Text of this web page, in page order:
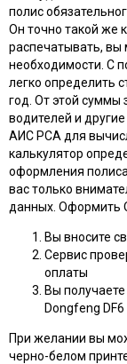
полис
Он точно такой же
распечатывать, вы
необходимости. С
легко определить
год. От этой суммы
водителей и
АИС РСА для
калькулятор
оформления
вас только
данных. Оформить
Вы вносите
Сервис
оплаты
Вы
Dongfeng
При желании вы
черно-белом